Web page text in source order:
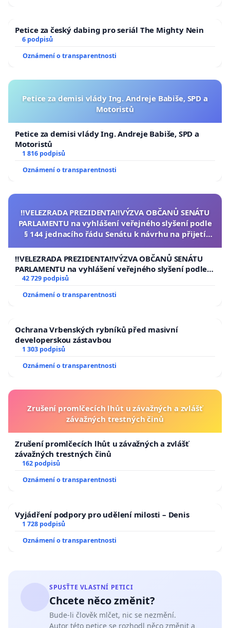
Petice za český dabing pro seriál The Mighty Nein
6 podpisů
Oznámení o transparentnosti
Petice za demisi vlády Ing. Andreje Babiše, SPD a
Motoristů
Petice za demisi vlády Ing. Andreje Babiše, SPD a
Motoristů
1 816 podpisů
Oznámení o transparentnosti
‼️VELEZRADA PREZIDENTA‼️VÝZVA OBČANŮ SENÁTU
PARLAMENTU na vyhlášení veřejného slyšení podle
§ 144 jednacího řádu Senátu k návrhu na přijetí
republiky
‼️VELEZRADA PREZIDENTA‼️VÝZVA OBČANŮ SENÁTU
PARLAMENTU na vyhlášení veřejného slyšení podle §
144 jednacího řádu Senátu k návrhu na přijetí
republiky
42 729 podpisů
Oznámení o transparentnosti
Ochrana Vrbenských rybníků před masivní
developerskou zástavbou
1 303 podpisů
Oznámení o transparentnosti
Zrušení promlčecích lhůt u závažných a zvlášť
závažných trestných činů
Zrušení promlčecích lhůt u závažných a zvlášť
závažných trestných činů
162 podpisů
Oznámení o transparentnosti
Vyjádření podpory pro udělení milosti – Denis
1 728 podpisů
Oznámení o transparentnosti
SPUSŤTE VLASTNÍ PETICI
Chcete něco změnit?
Bude-li člověk mlčet, nic se nezmění.
Autor této petice se rozhodl něco změnit a